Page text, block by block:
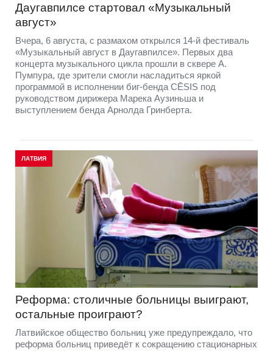
Даугавпилсе стартовал «Музыкальный
август»
Вчера, 6 августа, с размахом открылся 14-й фестиваль
«Музыкальный август в Даугавпилсе». Первых два
концерта музыкального цикла прошли в сквере А.
Пумпура, где зрители смогли насладиться яркой
программой в исполнении биг-бенда CĒSIS под
руководством дирижера Марека Аузиньша и
выступлением бенда Арнолда Гринберта.
ЛАТВИЯ
Реформа: столичные больницы выиграют,
остальные проиграют?
Латвийское общество больниц уже предупреждало, что
реформа больниц приведёт к сокращению стационарных